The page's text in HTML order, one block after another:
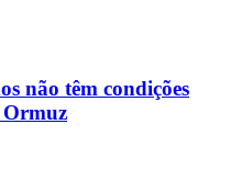
não têm condições